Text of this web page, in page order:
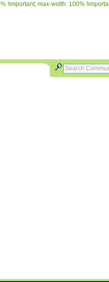
!important; max-width: 100%